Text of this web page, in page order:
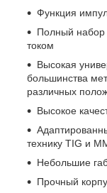
Функция
Полный набор
током
Высокая
большинства
различных
Высокое
технику TIG и
Небольшие
Прочный